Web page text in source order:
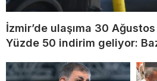
İzmir’de ulaşıma 30
Yüzde 50 indirim geliyor: